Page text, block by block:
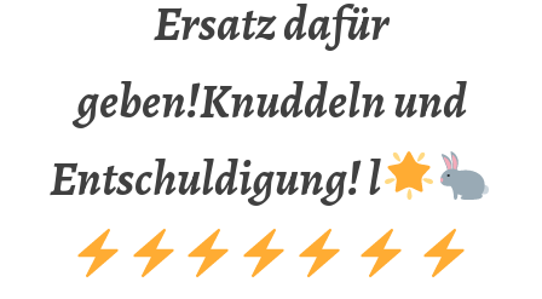
Ersatz dafür
geben!Knuddeln und
Entschuldigung! l